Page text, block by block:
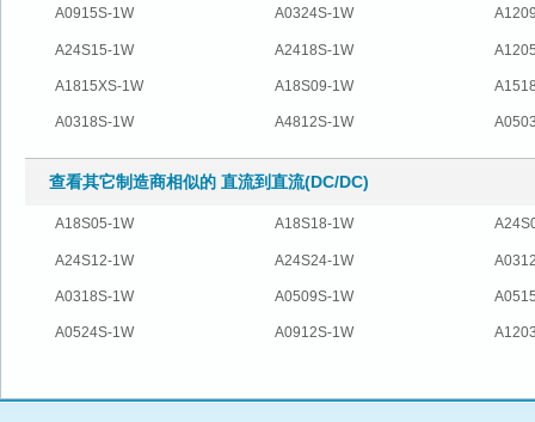
A0915S-1W A0324S-1W
A24S15-1W A2418S-1W
A1815XS-1W A18S09-1W
A0318S-1W A4812S-1W
查看其它制造商相似的 直流到直流(DC/DC)
A18S05-1W A18S18-1W
A24S12-1W A24S24-1W
A0318S-1W A0509S-1W
A0524S-1W A0912S-1W